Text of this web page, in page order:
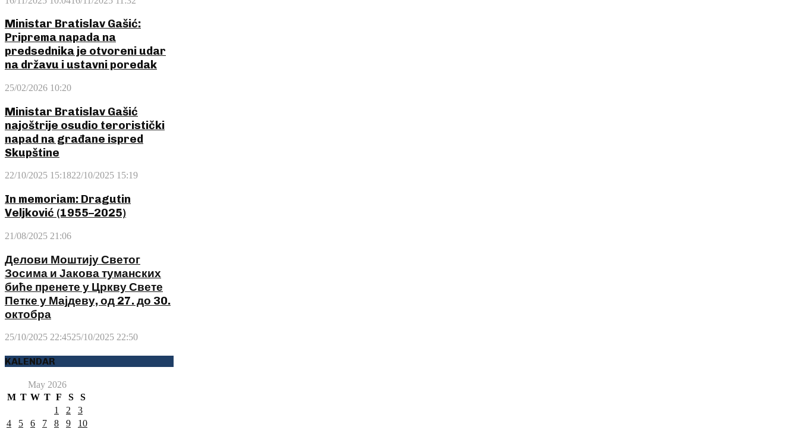
Ministar Bratislav Gašić:
Priprema napada na
predsednika je otvoreni udar
na državu i ustavni poredak
25/02/2026 10:20
Ministar Bratislav Gašić
najoštrije osudio teroristički
napad na građane ispred
Skupštine
22/10/2025 15:1822/10/2025 15:19
In memoriam: Dragutin
Veljković (1955–2025)
21/08/2025 21:06
Делови Моштију Светог
Зосима и Јакова туманских
биће пренете у Цркву Свете
Петке у Мајдеву, од 27. до 30.
октобра
25/10/2025 22:4525/10/2025 22:50
KALENDAR
May 2026
M T W T F S
S
1
2
3
4
5 6 7 8 9
10